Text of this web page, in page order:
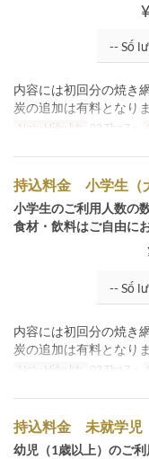
内容には初回分の焼き
炭の追加は有料となり
Ngày Hiệu lực 02 Thg 7 ~
持込料金 小学生（
小学生のご利用人数の
食材・飲料はご自由に
内容には初回分の焼き
炭の追加は有料となり
Ngày Hiệu lực 02 Thg 7 ~
持込料金 未就学児
幼児（1歳以上）のご利